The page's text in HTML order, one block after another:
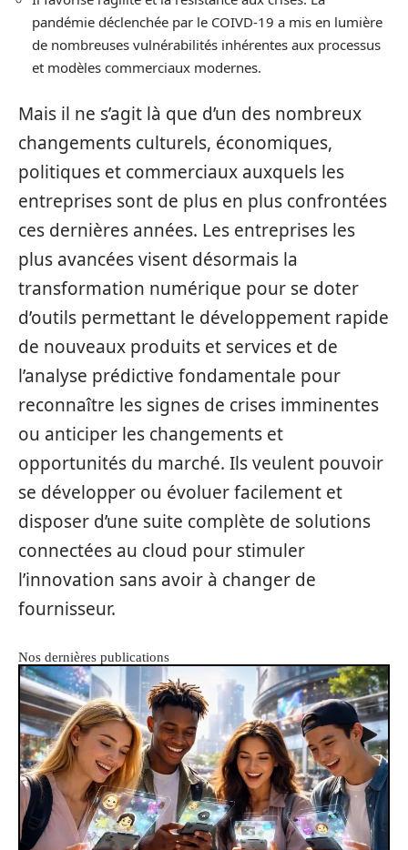
pandémie déclenchée par le COIVD-19 a mis en lumière
de nombreuses vulnérabilités inhérentes aux processus
et modèles commerciaux modernes.
Mais il ne s’agit là que d’un des nombreux
changements culturels, économiques,
politiques et commerciaux auxquels les
entreprises sont de plus en plus confrontées
ces dernières années. Les entreprises les
plus avancées visent désormais la
transformation numérique pour se doter
d’outils permettant le développement rapide
de nouveaux produits et services et de
l’analyse prédictive fondamentale pour
reconnaître les signes de crises imminentes
ou anticiper les changements et
opportunités du marché. Ils veulent pouvoir
se développer ou évoluer facilement et
disposer d’une suite complète de solutions
connectées au cloud pour stimuler
l’innovation sans avoir à changer de
fournisseur.
Nos dernières publications